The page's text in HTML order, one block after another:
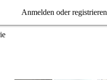
Anmelden oder registrieren